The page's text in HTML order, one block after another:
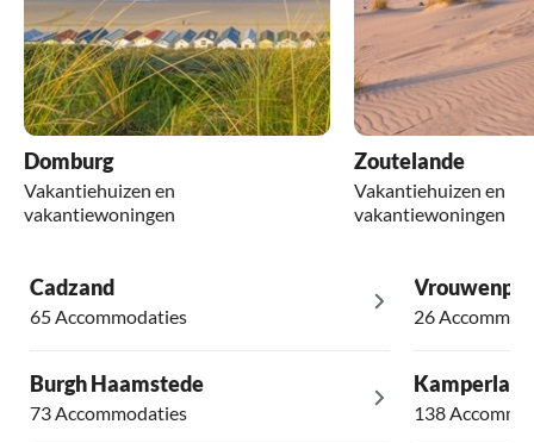
Domburg
Vakantiehuizen en
vakantiewoningen
Zoutelande
Vakantiehuizen en
vakantiewoningen
Cadzand
65 Accommodaties
Burgh Haamstede
73 Accommodaties
26
Kamperland
138